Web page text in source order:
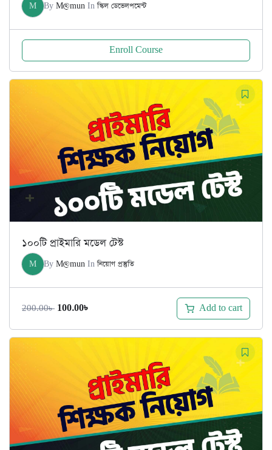
M By M@mun Inস্কিল ডেভেলপমেন্ট
Enroll Course
১০০টি প্রাইমারি মডেল টেস্ট
M By M@mun Inনিয়োগ প্রস্তুতি
200.00৳ Original
was:
100.00৳
is:
Add to cart